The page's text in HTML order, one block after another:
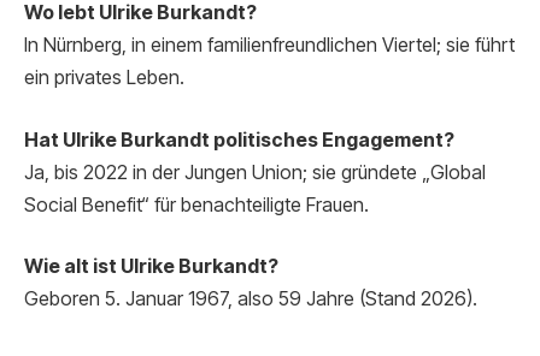
Wo lebt Ulrike Burkandt?
In Nürnberg, in einem familienfreundlichen Viertel; sie führt
ein privates Leben.
Hat Ulrike Burkandt politisches Engagement?
Ja, bis 2022 in der Jungen Union; sie gründete „Global
Social Benefit“ für benachteiligte Frauen.
Wie alt ist Ulrike Burkandt?
Geboren 5. Januar 1967, also 59 Jahre (Stand 2026).